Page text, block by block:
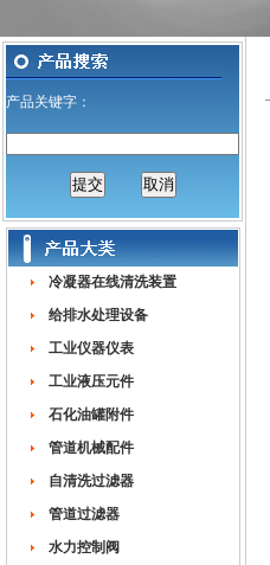
产品关键字：
冷凝器在线清洗装置
给排水处理设备
工业仪器仪表
工业液压元件
石化油罐附件
管道机械配件
自清洗过滤器
管道过滤器
水力控制阀